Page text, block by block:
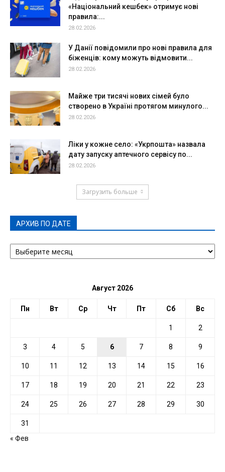
«Національний кешбек» отримує нові
правила:...
28.02.2026
У Данії повідомили про нові правила для
біженців: кому можуть відмовити...
28.02.2026
Майже три тисячі нових сімей було
створено в Україні протягом минулого...
28.02.2026
Ліки у кожне село: «Укрпошта» назвала
дату запуску аптечного сервісу по...
28.02.2026
Загрузить больше
АРХИВ ПО ДАТЕ
АРХИВ
ПО
Август 2026
Пн Вт Ср Чт Пт Сб Вс
1 2
3 4 5 6 7 8 9
10 11 12 13 14 15 16
17 18 19 20 21 22 23
24 25 26 27 28 29 30
31
« Фев